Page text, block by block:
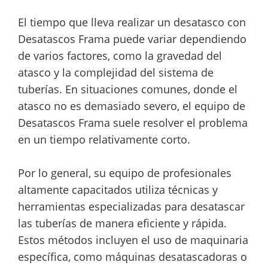
El tiempo que lleva realizar un desatasco con
Desatascos Frama puede variar dependiendo
de varios factores, como la gravedad del
atasco y la complejidad del sistema de
tuberías. En situaciones comunes, donde el
atasco no es demasiado severo, el equipo de
Desatascos Frama suele resolver el problema
en un tiempo relativamente corto.
Por lo general, su equipo de profesionales
altamente capacitados utiliza técnicas y
herramientas especializadas para desatascar
las tuberías de manera eficiente y rápida.
Estos métodos incluyen el uso de maquinaria
específica, como máquinas desatascadoras o